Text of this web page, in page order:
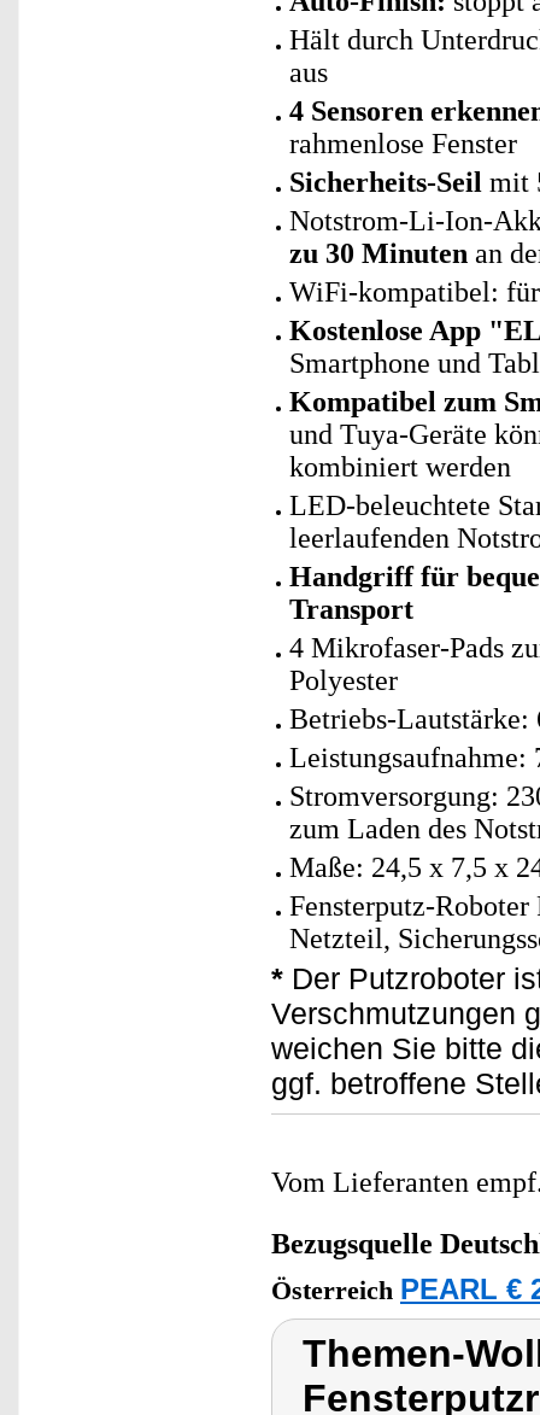
Hält durch
aus
4 Sensoren
rahmenlose Fenster
Sicherheits-Seil mit
Notstrom-Li-Ion-
zu 30 Minuten an
WiFi-kompatibel:
Kostenlose App
Smartphone und
Kompatibel zum
und Tuya-Geräte
kombiniert werden
LED-beleuchtete
leerlaufenden
Handgriff für
Transport
4 Mikrofaser-Pads
Polyester
Betriebs-Lautstärke:
Leistungsaufnahme:
Stromversorgung:
zum Laden des
Maße: 24,5 x 7,5 x
Fensterputz-
Netzteil,
* Der Putzroboter
Verschmutzungen
weichen Sie bitte
ggf. betroffene
Vom Lieferanten
Bezugsquelle
Österreich PEARL €
Themen-